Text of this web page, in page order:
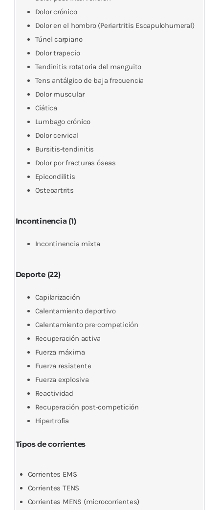
Dolor crónico
Dolor en el hombro (Periartritis Escapulohumeral)
Túnel carpiano
Dolor trapecio
Tendinitis rotatoria del manguito
Tens antálgico de baja frecuencia
Dolor muscular
Ciática
Lumbago crónico
Dolor cervical
Bursitis-tendinitis
Dolor por fracturas óseas
Epicondilitis
Osteoartrits
Incontinencia (1)
Incontinencia mixta
Deporte (22)
Capilarización
Calentamiento deportivo
Calentamiento pre-competición
Recuperación activa
Fuerza máxima
Fuerza resistente
Fuerza explosiva
Reactividad
Recuperación post-competición
Hipertrofia
Tipos de corrientes
Corrientes EMS
CorrientesTENS
Corrientes MENS (microcorrientes)